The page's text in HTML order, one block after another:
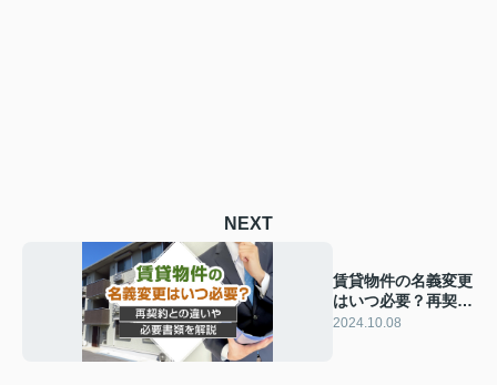
NEXT
賃貸物件の名義変更
はいつ必要？再契約
との違いや必要書類
2024.10.08